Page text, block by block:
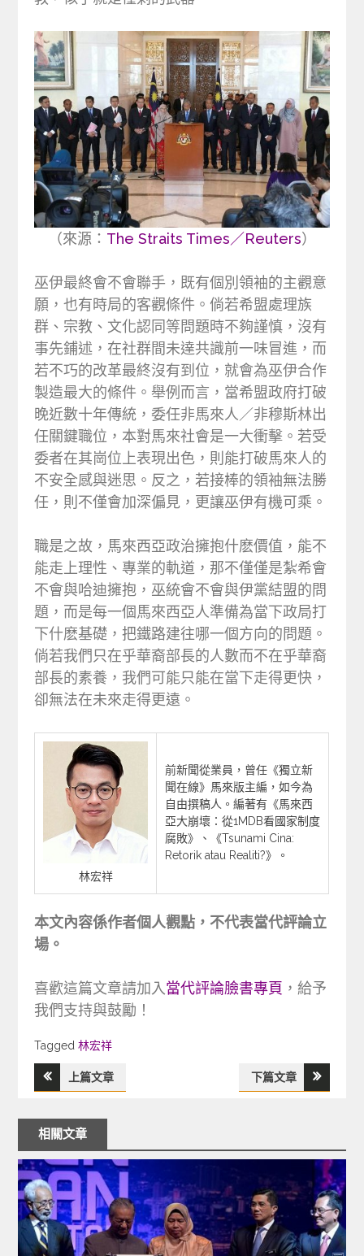
（來源： The Straits Times／Reuters）
巫伊最終會不會聯手，既有個別領袖的主觀意
願，也有時局的客觀條件。倘若希盟處理族
群、宗教、文化認同等問題時不夠謹慎，沒有
事先鋪述，在社群間未達共識前一味冒進，而
若不巧的改革最終沒有到位，就會為巫伊合作
製造最大的條件。舉例而言，當希盟政府打破
晚近數十年傳統，委任非馬來人／非穆斯林出
任關鍵職位，本對馬來社會是一大衝擊。若受
委者在其崗位上表現出色，則能打破馬來人的
不安全感與迷思。反之，若接棒的領袖無法勝
任，則不僅會加深偏見，更讓巫伊有機可乘。
職是之故，馬來西亞政治擁抱什麽價值，能不
能走上理性、專業的軌道，那不僅僅是紮希會
不會與哈迪擁抱，巫統會不會與伊黨結盟的問
題，而是每一個馬來西亞人準備為當下政局打
下什麽基礎，把鐵路建往哪一個方向的問題。
倘若我們只在乎華裔部長的人數而不在乎華裔
部長的素養，我們可能只能在當下走得更快，
卻無法在未來走得更遠。
林宏祥
前新聞從業員，曾任《獨立新
聞在線》馬來版主編，如今為
自由撰稿人。編著有《馬來西
亞大崩壞：從1MDB看國家制度
腐敗》、《Tsunami Cina:
Retorik atau Realiti?》。
本文內容係作者個人觀點，不代表當代評論立
場。
喜歡這篇文章請加入當代評論臉書專頁 ，給予
我們支持與鼓勵！
Tagged
Tagged林宏祥
文
章
導
覽
上篇文章 下篇文章
相關文章